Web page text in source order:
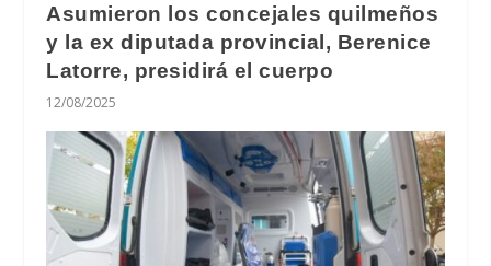
Asumieron los concejales quilmeños
y la ex diputada provincial, Berenice
Latorre, presidirá el cuerpo
12/08/2025